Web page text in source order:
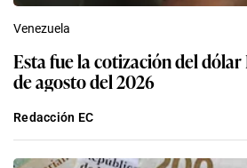
Venezuela
Esta fue la cotización del dólar
de agosto del 2026
Redacción EC